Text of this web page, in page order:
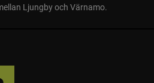
Ljungby och Värnamo.